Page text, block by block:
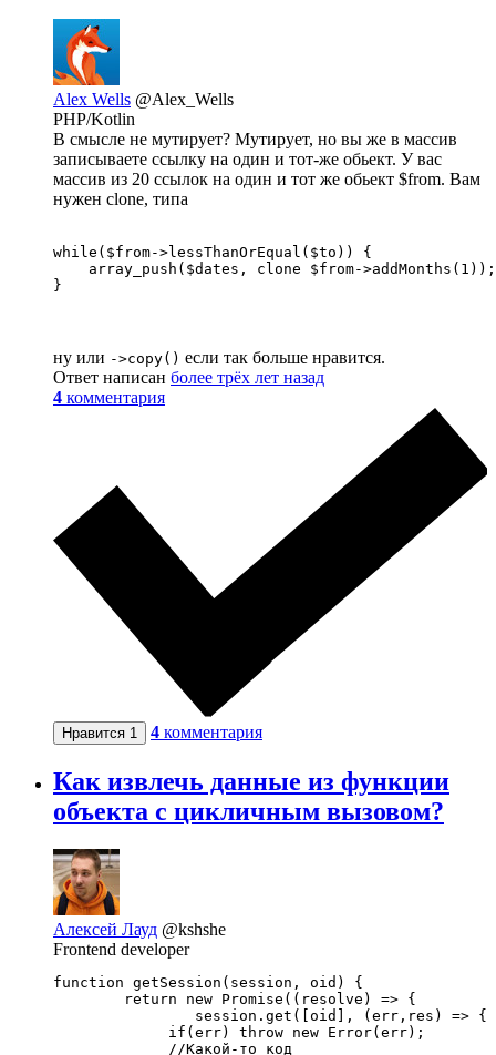
Alex Wells @Alex_Wells
PHP/Kotlin
В смысле не мутирует? Мутирует, но вы же в массив
записываете ссылку на один и тот-же обьект. У вас
массив из 20 ссылок на один и тот же обьект $from. Вам
нужен clone, типа
while($from->lessThanOrEqual($to)) {
    array_push($dates, clone $from->addMonths(1));
}
ну или ->copy() если так больше нравится.
Ответ написан более трёх лет назад
4 комментария
Нравится 1 4 комментария
Как извлечь данные из функции
объекта с цикличным вызовом?
Алексей Лауд @kshshe
Frontend developer
function getSession(session, oid) {
             if(err) throw new Error(err);
             //Какой-то код